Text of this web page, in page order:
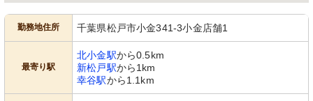
勤務地住所 千葉県松戸市小金341-3小金店舗1
最寄り駅
北小金駅から0.5km
新松戸駅から1km
幸谷駅から1.1km